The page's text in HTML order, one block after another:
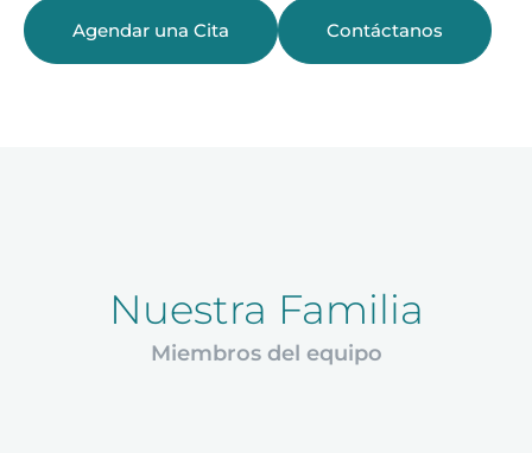
Agendar una Cita Contáctanos
Nuestra Familia
Miembros del equipo